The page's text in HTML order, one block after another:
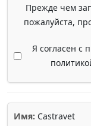
Прежде чем
пожалуйста,
Я согласен с
Имя: Castravet